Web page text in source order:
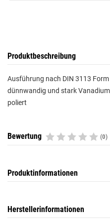
Produktbeschreibung
Ausführung nach DIN 3113
dünnwandig und stark
poliert
Bewertung (0)
Produktinformationen
Herstellerinformationen